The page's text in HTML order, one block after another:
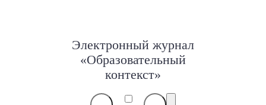
Электронный журнал
«Образовательный
контекст»